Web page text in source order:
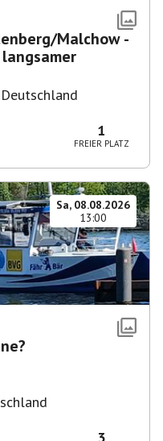
Malchow -
1
FREIER PLATZ
Sa, 08.08.2026
13:00